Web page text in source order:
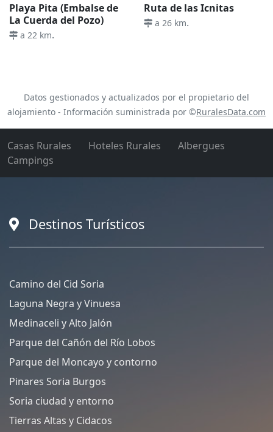
Playa Pita (Embalse de
La Cuerda del Pozo)
a 22 km.
Ruta de las Icnitas
a 26 km.
Datos gestionados y actualizados por el propietario del
alojamiento - Información suministrada por ©RuralesData.com
Casas Rurales Hoteles Rurales
Albergues
Campings
Destinos Turísticos
Camino del Cid Soria
Laguna Negra y Vinuesa
Medinaceli y Alto Jalón
Parque del Cañón del Río Lobos
Parque del Moncayo y contorno
Pinares Soria Burgos
Soria ciudad y entorno
Tierras Altas y Cidacos